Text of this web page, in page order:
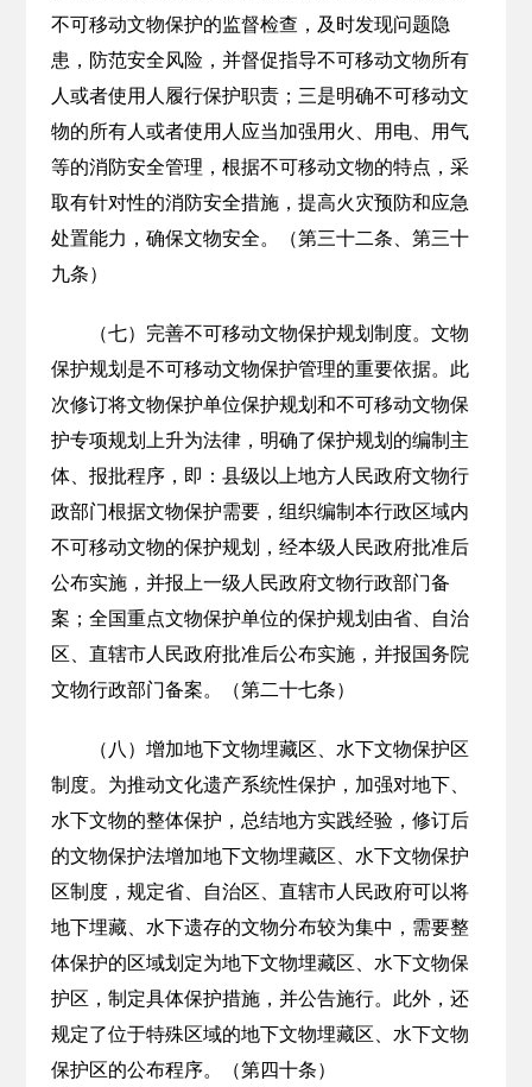
不可移动文物保护的监督检查，及时发现问题隐
患，防范安全风险，并督促指导不可移动文物所有
人或者使用人履行保护职责；三是明确不可移动文
物的所有人或者使用人应当加强用火、用电、用气
等的消防安全管理，根据不可移动文物的特点，采
取有针对性的消防安全措施，提高火灾预防和应急
处置能力，确保文物安全。（第三十二条、第三十
九条）
（七）完善不可移动文物保护规划制度。文物
保护规划是不可移动文物保护管理的重要依据。此
次修订将文物保护单位保护规划和不可移动文物保
护专项规划上升为法律，明确了保护规划的编制主
体、报批程序，即：县级以上地方人民政府文物行
政部门根据文物保护需要，组织编制本行政区域内
不可移动文物的保护规划，经本级人民政府批准后
公布实施，并报上一级人民政府文物行政部门备
案；全国重点文物保护单位的保护规划由省、自治
区、直辖市人民政府批准后公布实施，并报国务院
文物行政部门备案。（第二十七条）
（八）增加地下文物埋藏区、水下文物保护区
制度。为推动文化遗产系统性保护，加强对地下、
水下文物的整体保护，总结地方实践经验，修订后
的文物保护法增加地下文物埋藏区、水下文物保护
区制度，规定省、自治区、直辖市人民政府可以将
地下埋藏、水下遗存的文物分布较为集中，需要整
体保护的区域划定为地下文物埋藏区、水下文物保
护区，制定具体保护措施，并公告施行。此外，还
规定了位于特殊区域的地下文物埋藏区、水下文物
保护区的公布程序。（第四十条）